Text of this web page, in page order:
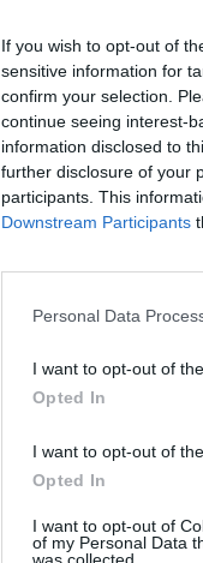
If you wish to opt-out of
sensitive information for
confirm your selection.
continue seeing interest-
information disclosed to
further disclosure of your
participants. This
Downstream Participants
Personal Data
I want to opt-out of
Opted In
I want to opt-out of
Opted In
I want to opt-out of
of my Personal Data